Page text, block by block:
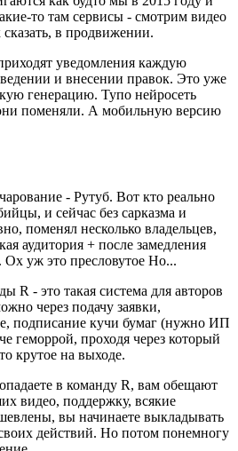
то там сервисы - смотрим видео
в продвижении.
уведомления каждую
и внесении правок. Это уже
генерацию. Тупо нейросеть
поменяли. А мобильную версию
- Рутуб. Вот кто реально
и сейчас без сарказма и
поменял несколько владельцев,
аудитория + после замедления
Ох уж это пресловутое Но...
R - это такая система для авторов
через подачу заявки,
подписание кучи бумаг (нужно ИП
геморрой, проходя через который
крутое на выходе.
в команду R, вам обещают
видео, поддержку, всякие
вы начинаете выкладывать
действий. Но потом понемногу